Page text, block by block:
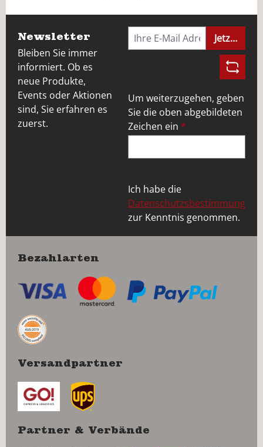
Newsletter
Bleiben Sie immer
informiert. Ob es
neue Produkte,
Events oder Aktionen
sind, Sie erfahren es
zuerst.
Jetzt
Um weiterzugehen, geben
Sie die oben abgebildeten
Zeichen ein *
Ich habe die
Datenschutzsbestimmung
zur Kenntnis genommen.
Bezahlarten
Versandpartner
Partner & Verbände